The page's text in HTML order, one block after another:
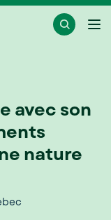
avec son
nature